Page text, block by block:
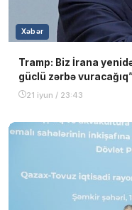
Xəbər
Tramp: Biz İrana
güclü zərbə
21 iyun / 23:43